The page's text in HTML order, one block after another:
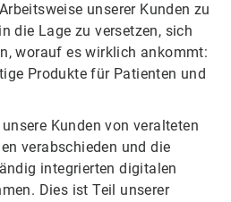
unserer Kunden zu
die Lage zu versetzen, sich
worauf es wirklich ankommt:
Produkte für Patienten und
Kunden von veralteten
verabschieden und die
integrierten digitalen
Dies ist Teil unserer